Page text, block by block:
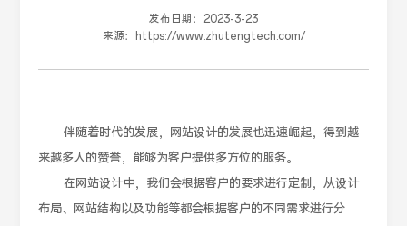
发布日期： 2023-3-23
来源：
https://www.zhutengtech.com/
伴随着时代的发展，网站设计的发展也迅速崛起，得到越
来越多人的赞誉，能够为客户提供多方位的服务。
在网站设计中，我们会根据客户的要求进行定制，从设计
布局、网站结构以及功能等都会根据客户的不同需求进行分